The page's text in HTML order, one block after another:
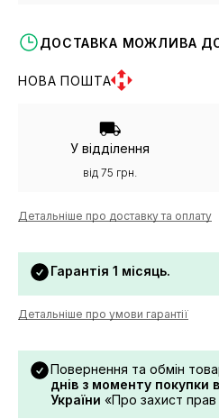
ДОСТАВКА МОЖЛИВА
НОВА ПОШТА
У відділення
від 75 грн.
Детальніше про доставку та оплату
Гарантія 1 місяць.
Детальніше про умови гарантії
Повернення та обмін
днів з моменту покупки
України «Про захист прав